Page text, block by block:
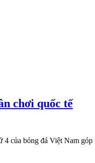
chơi quốc tế
của bóng đá Việt Nam